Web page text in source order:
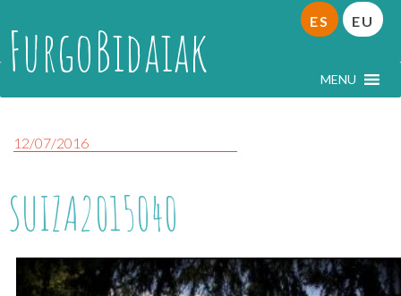
FurgoBidaiak MENU
ES EU
12/07/2016
SUIZA2015040